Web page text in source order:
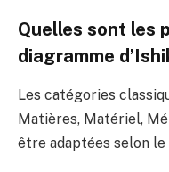
Quelles sont les
diagramme
Les catégories
Matières, Matériel,
être adaptées selon